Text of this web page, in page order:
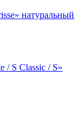
натуральный
/ S Classic / S»